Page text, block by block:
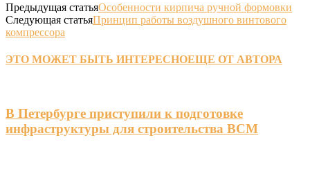
Предыдущая статьяОсобенности кирпича ручной формовки
Следующая статьяПринцип работы воздушного винтового
компрессора
ЭТО МОЖЕТ БЫТЬ ИНТЕРЕСНОЕЩЕ ОТ АВТОРА
В Петербурге приступили к подготовке
инфраструктуры для строительства ВСМ